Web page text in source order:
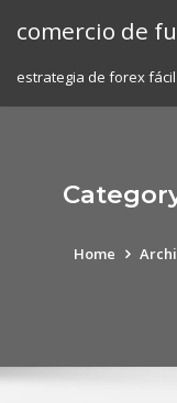
comercio de
estrategia de forex fácil
Home